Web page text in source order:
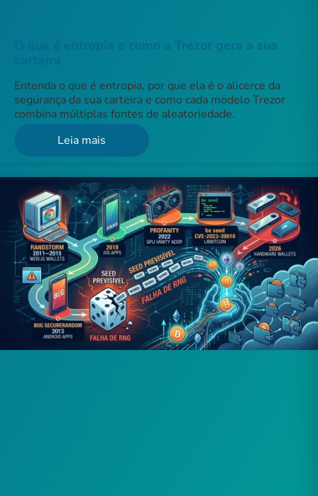
O que é entropia e como a Trezor gera a sua
Entenda o que é entropia, por que ela é o alicerce da
segurança da sua carteira e como cada modelo Trezor
combina múltiplas fontes de aleatoriedade.
Leia mais